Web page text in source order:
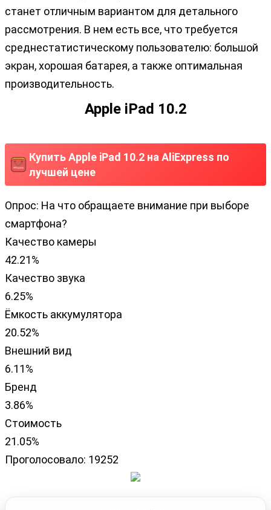
станет отличным вариантом для детального
рассмотрения. В нем есть все, что требуется
среднестатистическому пользователю: большой
экран, хорошая батарея, а также оптимальная
производительность.
Apple iPad 10.2
Купить Apple iPad 10.2 на AliExpress по
лучшей цене
Опрос: На что обращаете внимание при выборе
смартфона?
Качество камеры
42.21%
Качество звука
6.25%
Ёмкость аккумулятора
20.52%
Внешний вид
6.11%
Бренд
3.86%
Стоимость
21.05%
Проголосовало: 19252